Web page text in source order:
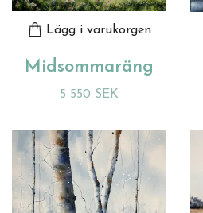
Lägg i varukorgen
Midsommaräng
5 550 SEK